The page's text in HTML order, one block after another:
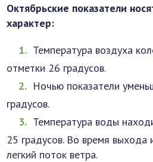
Октябрьские показатели
характер:
Температура воздуха
отметки 26 градусов.
Ночью показатели
градусов.
Температура воды
25 градусов. Во время
легкий поток ветра.